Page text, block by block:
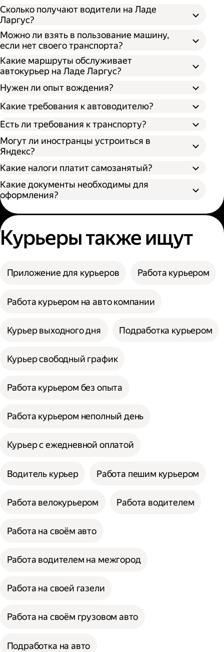
Сколько получают водители на Ладе
Ларгус?
Можно ли взять в пользование машину,
если нет своего транспорта?
Какие маршруты обслуживает
автокурьер на Ладе Ларгус?
Нужен ли опыт вождения?
Какие требования к автоводителю?
Есть ли требования к транспорту?
Могут ли иностранцы устроиться в
Яндекс?
Какие налоги платит самозанятый?
Какие документы необходимы для
оформления?
Курьеры также ищут
Приложение для курьеров Работа курьером
Работа курьером на авто компании
Курьер выходного дня Подработка курьером
Курьер свободный график
Работа курьером без опыта
Работа курьером неполный день
Курьер с ежедневной оплатой
Водитель курьер Работа пешим курьером
Работа велокурьером Работа водителем
Работа на своём авто
Работа водителем на межгород
Работа на своей газели
Работа на своём грузовом авто
Подработка на авто